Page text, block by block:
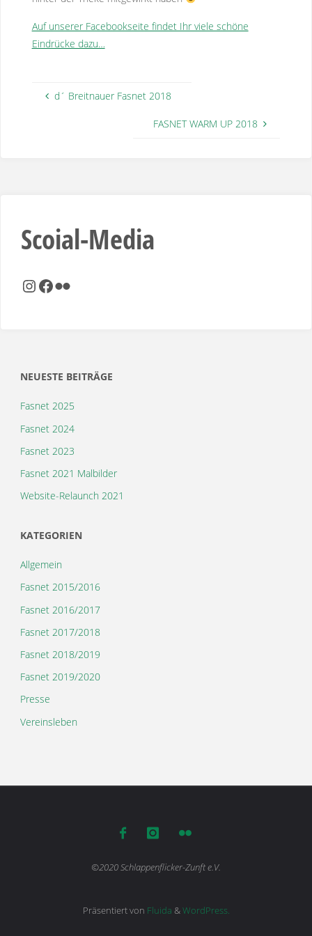
Auf unserer Facebookseite findet Ihr viele schöne
Eindrücke dazu…
d´ Breitnauer Fasnet 2018
FASNET WARM UP 2018
Scoial-Media
Instagram
Facebook
Flickr
NEUESTE BEITRÄGE
Fasnet 2025
Fasnet 2024
Fasnet 2023
Fasnet 2021 Malbilder
Website-Relaunch 2021
KATEGORIEN
Allgemein
Fasnet 2015/2016
Fasnet 2016/2017
Fasnet 2017/2018
Fasnet 2018/2019
Fasnet 2019/2020
Presse
Vereinsleben
©2020 Schlappenflicker-Zunft e.V.
Präsentiert von Fluida &WordPress.